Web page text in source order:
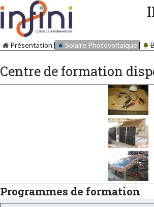
Présentation Solaire Photovoltaïque
Centre de formation
Programmes de formation